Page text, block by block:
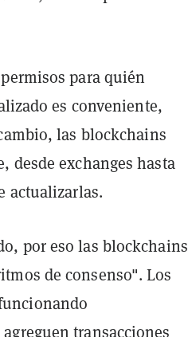
para quién
es conveniente,
las blockchains
desde exchanges hasta
actualizarlas.
por eso las blockchains
de consenso". Los
transacciones